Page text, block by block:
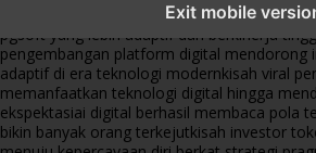
Exit mobile
menghadirkan inovasi berkualitasai digital
pgsoft yang lebih adaptif dan berkinerja
pengembangan platform digital mendorong
adaptif di era teknologi modernkisah viral
memanfaatkan teknologi digital hingga
ekspektasiai digital berhasil membaca pola
bikin banyak orang terkejutkisah investor